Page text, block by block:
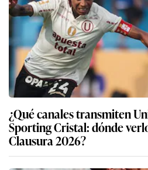
¿Qué canales transmiten
Sporting Cristal: dónde
Clausura 2026?